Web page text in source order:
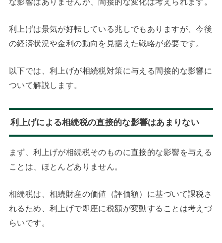
利上げは景気が好転している兆しでもありますが、今後
の経済状況や金利の動向を見据えた戦略が必要です。
以下では、利上げが相続税対策に与える間接的な影響に
ついて解説します。
利上げによる相続税の直接的な影響はあまりない
まず、利上げが相続税そのものに直接的な影響を与える
ことは、ほとんどありません。
相続税は、相続財産の価値（評価額）に基づいて課税さ
れるため、利上げで即座に税額が変動することは考えづ
らいです。